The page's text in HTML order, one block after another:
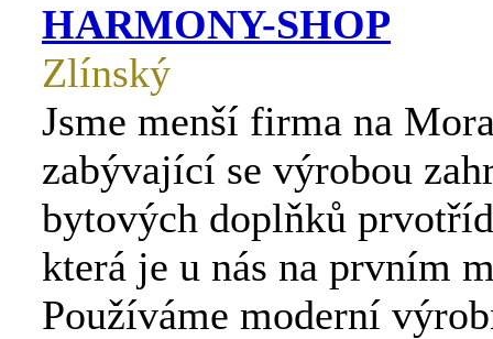
HARMONY-SHOP
Zlínský
Jsme menší firma na
zabývající se výrobou
bytových doplňků
která je u nás na prvním
Používáme moderní